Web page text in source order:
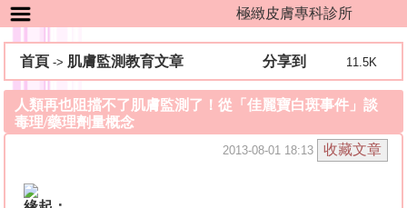
極緻皮膚專科診所
首頁 -> 肌膚監測教育文章 分享到 11.5K
人類再也阻擋不了肌膚監測了！從「佳麗寶白斑事件」談
毒理/藥理劑量概念
2013-08-01 18:13